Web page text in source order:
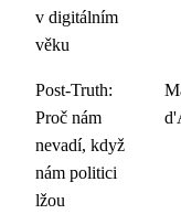
v digitálním
věku
Post-Truth:
Proč nám
nevadí, když
nám politici
lžou